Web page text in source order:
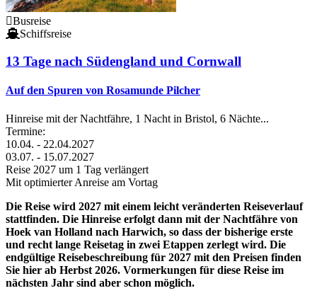
Busreise
Schiffsreise
13 Tage nach Südengland und Cornwall
Auf den Spuren von Rosamunde Pilcher
Hinreise mit der Nachtfähre, 1 Nacht in Bristol, 6 Nächte...
Termine:
10.04. - 22.04.2027
03.07. - 15.07.2027
Reise 2027 um 1 Tag verlängert
Mit optimierter Anreise am Vortag
Die Reise wird 2027 mit einem leicht veränderten Reiseverlauf
stattfinden. Die Hinreise erfolgt dann mit der Nachtfähre von
Hoek van Holland nach Harwich, so dass der bisherige erste
und recht lange Reisetag in zwei Etappen zerlegt wird. Die
endgültige Reisebeschreibung für 2027 mit den Preisen finden
Sie hier ab Herbst 2026. Vormerkungen für diese Reise im
nächsten Jahr sind aber schon möglich.